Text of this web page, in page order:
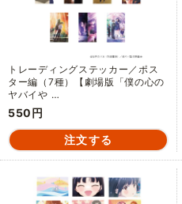
トレーディングステッカー／ポス
ター編（7種）【劇場版「僕の心の
ヤバイや …
550円